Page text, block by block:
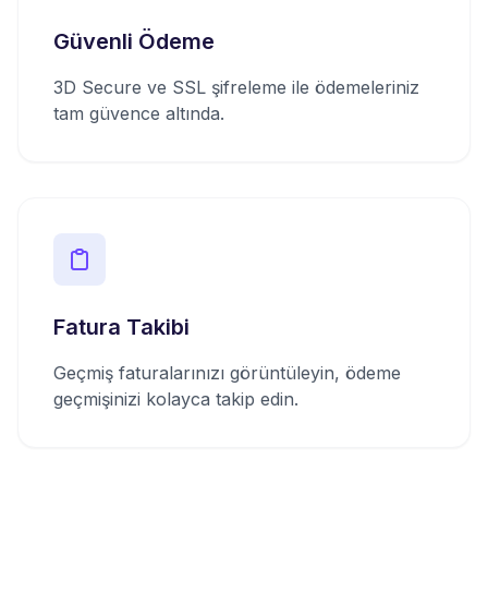
Güvenli Ödeme
3D Secure ve SSL şifreleme ile ödemeleriniz
tam güvence altında.
Fatura Takibi
Geçmiş faturalarınızı görüntüleyin, ödeme
geçmişinizi kolayca takip edin.